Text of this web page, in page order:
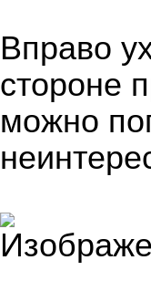
Вправо
стороне
можно